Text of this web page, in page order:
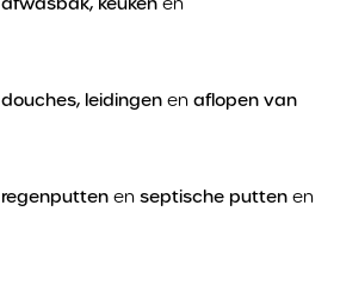
douches, leidingen en aflopen van
regenputten en septische putten en